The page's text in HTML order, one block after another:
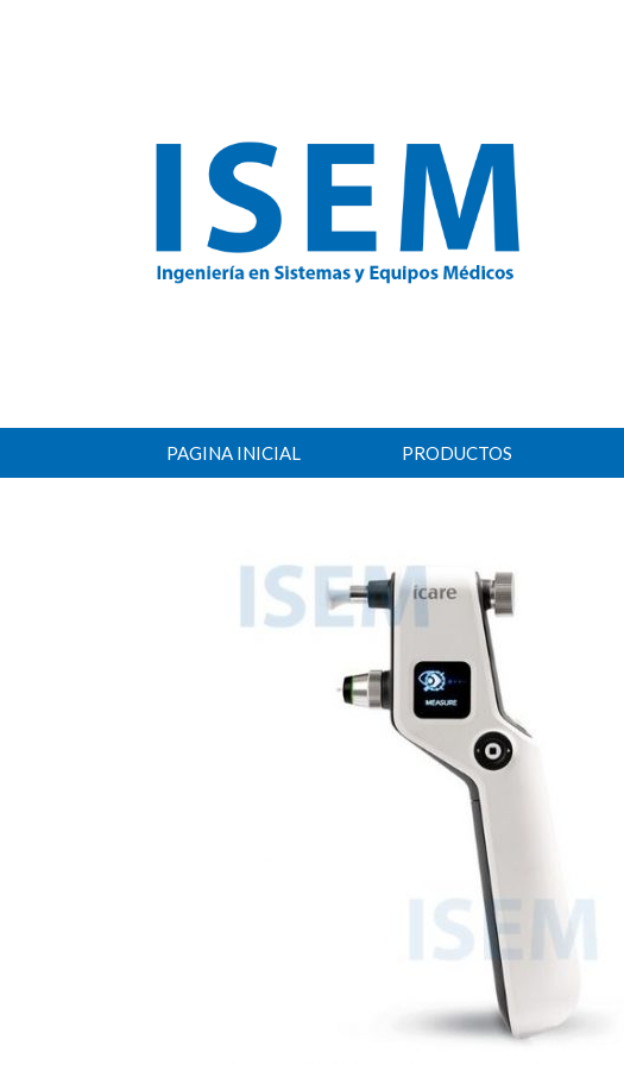
PAGINA INICIAL PRODUCTOS